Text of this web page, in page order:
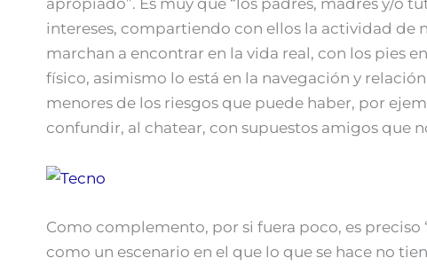
intereses, compartiendo con ellos la actividad de
marchan a encontrar en la vida real, con los pies
físico, asimismo lo está en la navegación y
menores de los riesgos que puede haber, por
confundir, al chatear, con supuestos amigos que
Como complemento, por si fuera poco, es preciso
como un escenario en el que lo que se hace no